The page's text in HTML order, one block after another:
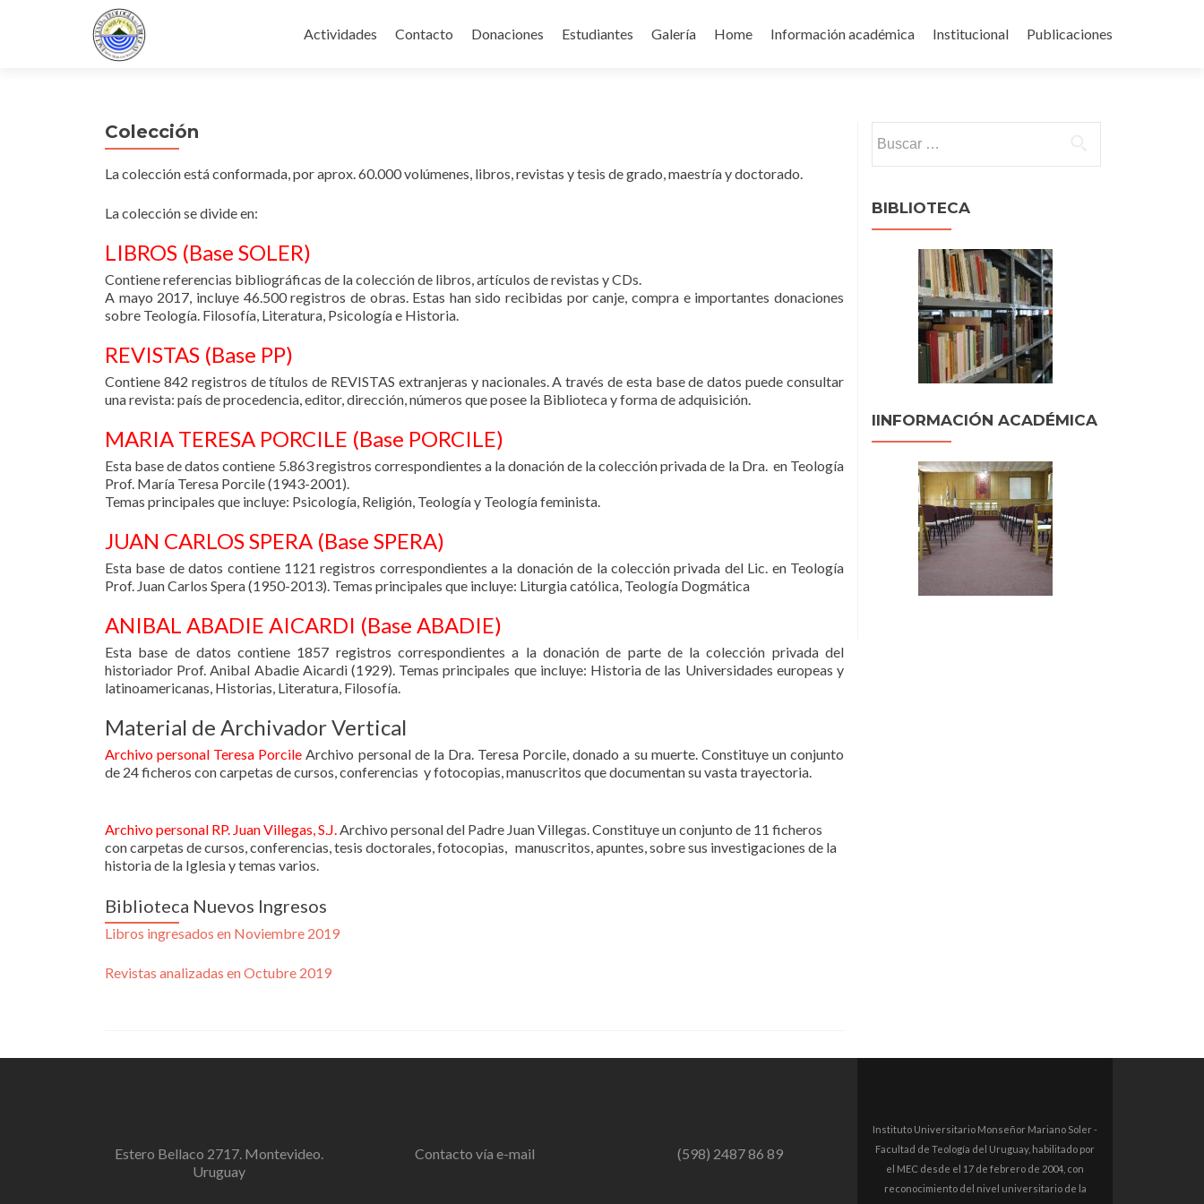
al
Actividades Contacto Donaciones Estudiantes Galería Home Información académica Institucional Publicaciones
Colección
La colección está conformada, por aprox. 60.000 volúmenes, libros, revistas y tesis de grado, maestría y doctorado.
La colección se divide en:
LIBROS (Base SOLER)
Contiene referencias bibliográficas de la colección de libros, artículos de revistas y CDs.
A mayo 2017, incluye 46.500 registros de obras. Estas han sido recibidas por canje, compra e importantes donaciones
sobre Teología. Filosofía, Literatura, Psicología e Historia.
REVISTAS (Base PP)
Contiene 842 registros de títulos de REVISTAS extranjeras y nacionales. A través de esta base de datos puede consultar
una revista: país de procedencia, editor, dirección, números que posee la Biblioteca y forma de adquisición.
MARIA TERESA PORCILE (Base PORCILE)
Esta base de datos contiene 5.863 registros correspondientes a la donación de la colección privada de la Dra. en Teología
Prof. María Teresa Porcile (1943-2001).
Temas principales que incluye: Psicología, Religión, Teología y Teología feminista.
JUAN CARLOS SPERA (Base SPERA)
Esta base de datos contiene 1121 registros correspondientes a la donación de la colección privada del Lic. en Teología
Prof. Juan Carlos Spera (1950-2013). Temas principales que incluye: Liturgia católica, Teología Dogmática
ANIBAL ABADIE AICARDI (Base ABADIE)
Esta base de datos contiene 1857 registros correspondientes a la donación de parte de la colección privada del
historiador Prof. Anibal Abadie Aicardi (1929). Temas principales que incluye: Historia de las Universidades europeas y
latinoamericanas, Historias, Literatura, Filosofía.
Material de Archivador Vertical
Archivo personal Teresa Porcile Archivo personal de la Dra. Teresa Porcile, donado a su muerte. Constituye un conjunto
de 24 ficheros con carpetas de cursos, conferencias y fotocopias, manuscritos que documentan su vasta trayectoria.
Archivo personal RP. Juan Villegas, S.J.Archivo personal del Padre Juan Villegas. Constituye un conjunto de 11 ficheros
con carpetas de cursos, conferencias, tesis doctorales, fotocopias, manuscritos, apuntes, sobre sus investigaciones de la
historia de la Iglesia y temas varios.
Biblioteca Nuevos Ingresos
Libros ingresados en Noviembre 2019
Revistas analizadas en Octubre 2019
BIBLIOTECA
IINFORMACIÓN ACADÉMICA
Estero Bellaco 2717. Montevideo.
Uruguay
Contacto vía e-mail (598) 2487 86 89
Instituto Universitario Monseñor Mariano Soler -
Facultad de Teología del Uruguay, habilitado por
el MEC desde el 17 de febrero de 2004, con
reconocimiento del nivel universitario de la